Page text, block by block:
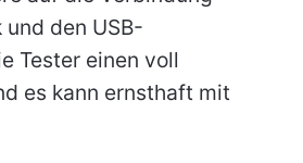
den USB-
Tester einen voll
es kann ernsthaft mit